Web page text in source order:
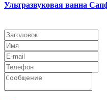
Ультразвуковая ванна